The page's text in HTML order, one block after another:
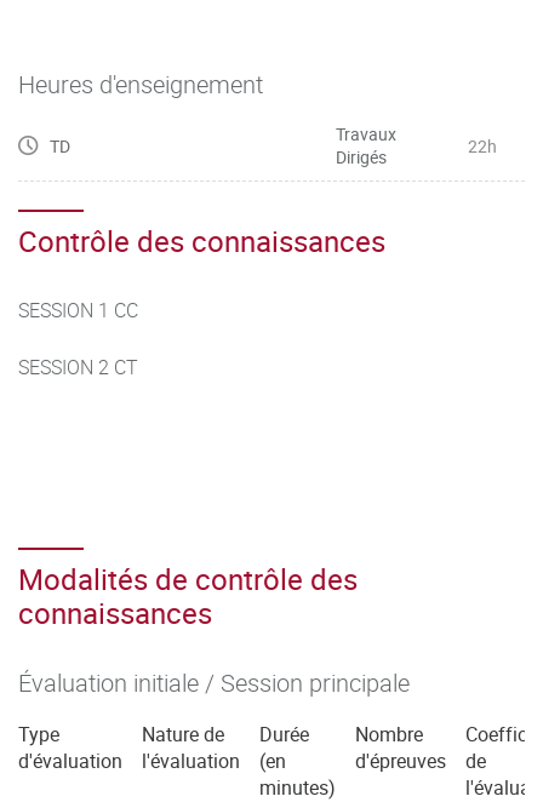
Heures d'enseignement
TD
Travaux
Dirigés
22h
Contrôle des connaissances
SESSION 1 CC
SESSION 2 CT
Modalités de contrôle des
connaissances
Évaluation initiale / Session principale
Type
d'évaluation
Nature de
l'évaluation
Durée
(en
minutes)
Nombre
d'épreuves
de